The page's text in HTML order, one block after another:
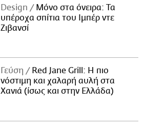
Design
Μόνο στα όνειρα: Τα
υπέροχα σπίτια του Ιμπέρ ντε
Ζιβανσί
Γεύση
Red Jane Grill: Η πιο
νόστιμη και χαλαρή αυλή στα
Χανιά (ίσως και στην Ελλάδα)